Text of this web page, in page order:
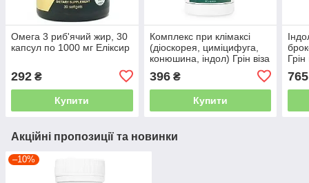
Омега 3 риб'ячий жир, 30
капсул по 1000 мг Еліксир
292 ₴
Купити
Комплекс при клімаксі
(діоскорея, циміцифуга,
конюшина, індол) Грін віза
396₴
Купити
Грін
765
Акційні пропозиції та новинки
–10%